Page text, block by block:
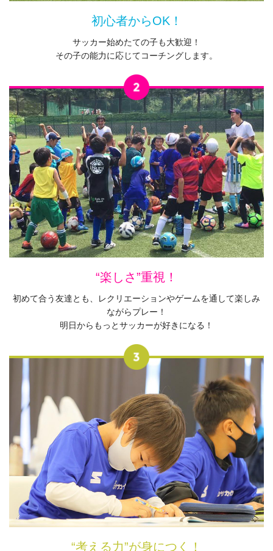
初心者からOK！
サッカー始めたての子も大歓迎！
その子の能力に応じてコーチングします。
“楽しさ”重視！
初めて合う友達とも、レクリエーションやゲームを通して楽しみ
ながらプレー！
明日からもっとサッカーが好きになる！
“考える力”が身につく！